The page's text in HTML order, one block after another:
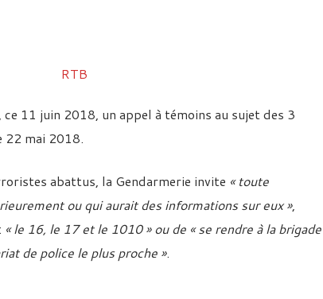
11 juin 2018, un appel à témoins au sujet des 3
22 mai 2018.
abattus, la Gendarmerie invite « toute
ou qui aurait des informations sur eux »,
« le 16, le 17 et le 1010 » ou de « se rendre à la brigade
de police le plus proche ».